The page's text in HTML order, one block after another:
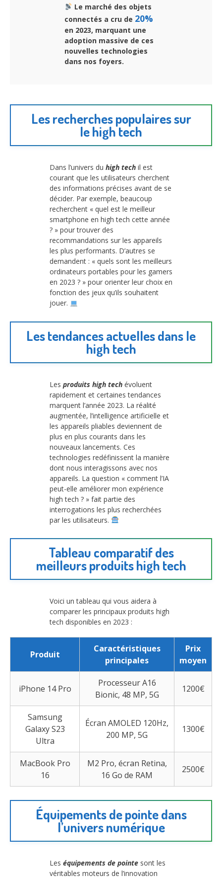
Le marché des objets
connectés a cru de 20%
en 2023, marquant une
adoption massive de ces
nouvelles technologies
dans nos foyers.
Les recherches populaires sur
le high tech
Dans l’univers du high tech il est
courant que les utilisateurs cherchent
des informations précises avant de se
décider. Par exemple, beaucoup
recherchent « quel est le meilleur
smartphone en high tech cette année
? » pour trouver des
recommandations sur les appareils
les plus performants. D’autres se
demandent : « quels sont les meilleurs
ordinateurs portables pour les gamers
en 2023 ? » pour orienter leur choix en
fonction des jeux qu’ils souhaitent
jouer.
Les tendances actuelles dans le
high tech
Les produits high tech évoluent
rapidement et certaines tendances
marquent l’année 2023. La réalité
augmentée, l’intelligence artificielle et
les appareils pliables deviennent de
plus en plus courants dans les
nouveaux lancements. Ces
technologies redéfinissent la manière
dont nous interagissons avec nos
appareils. La question « comment l’IA
peut-elle améliorer mon expérience
high tech ? » fait partie des
interrogations les plus recherchées
par les utilisateurs.
Tableau comparatif des
meilleurs produits high tech
Voici un tableau qui vous aidera à
comparer les principaux produits high
tech disponibles en 2023 :
Produit
Caractéristiques
principales
Prix
moyen
iPhone 14 Pro
Processeur A16
Bionic, 48 MP, 5G
1200€
Samsung
Galaxy S23
Ultra
Écran AMOLED 120Hz,
200 MP, 5G
1300€
MacBook Pro
16
M2 Pro, écran Retina,
16 Go de RAM
2500€
Équipements de pointe dans
l’univers numérique
Les équipements de pointe sont les
véritables moteurs de l’innovation